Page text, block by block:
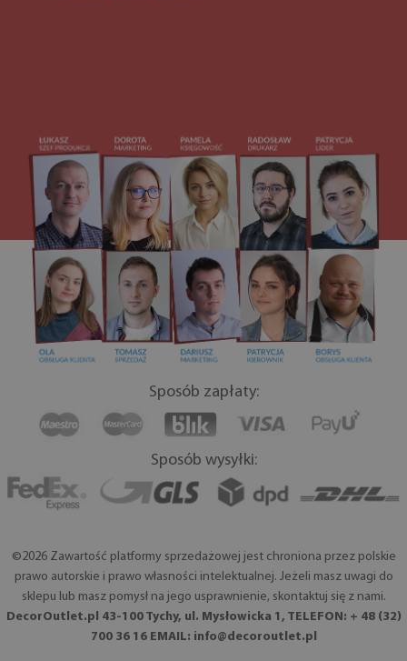
Sposób zapłaty:
Sposób wysyłki:
©2026 Zawartość platformy sprzedażowej jest chroniona przez polskie
prawo autorskie i prawo własności intelektualnej. Jeżeli masz uwagi do
sklepu lub masz pomysł na jego usprawnienie, skontaktuj się z nami.
DecorOutlet.pl 43-100 Tychy, ul. Mysłowicka 1, TELEFON: + 48 (32)
700 36 16 EMAIL: info@decoroutlet.pl